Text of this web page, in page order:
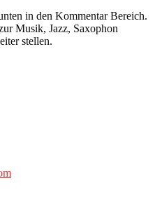
in den Kommentar Bereich.
Musik, Jazz, Saxophon
stellen.